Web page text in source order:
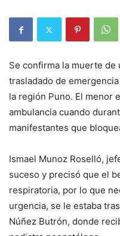
Se confirma la muerte
trasladado de
la región Puno. El menor
ambulancia cuando
manifestantes que
Ismael Munoz Roselló,
suceso y precisó que el
respiratoria, por lo que
urgencia, se le estaba
Núñez Butrón, donde